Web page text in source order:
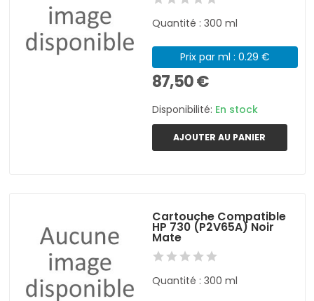
Quantité : 300 ml
Prix par ml : 0.29 €
87,50 €
Disponibilité: En stock
AJOUTER AU PANIER
Cartouche Compatible
HP 730 (P2V65A) Noir
Mate
Quantité : 300 ml